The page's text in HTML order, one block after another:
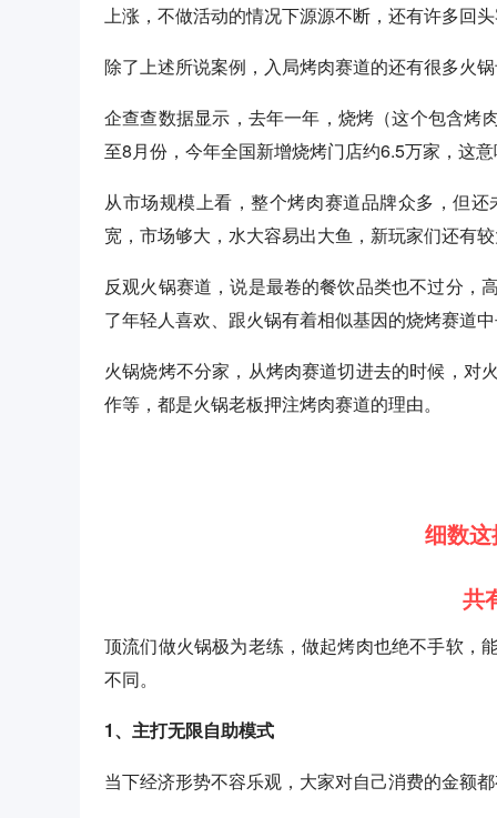
上涨，不做活动的情况下源源不断，还有许多回
除了上述所说案例，入局烤肉赛道的还有很多火
企查查数据显示，去年一年，烧烤（这个包含烤
至8月份，今年全国新增烧烤门店约6.5万家，这
从市场规模上看，整个烤肉赛道品牌众多，但
宽，市场够大，水大容易出大鱼，新玩家们还有
反观火锅赛道，说是最卷的餐饮品类也不过分，
了年轻人喜欢、跟火锅有着相似基因的烧烤赛道
火锅烧烤不分家，从烤肉赛道切进去的时候，对
作等，都是火锅老板押注烤肉赛道的理由。
细数
共
顶流们做火锅极为老练，做起烤肉也绝不手软，
不同。
1、主打无限自助模式
当下经济形势不容乐观，大家对自己消费的金额